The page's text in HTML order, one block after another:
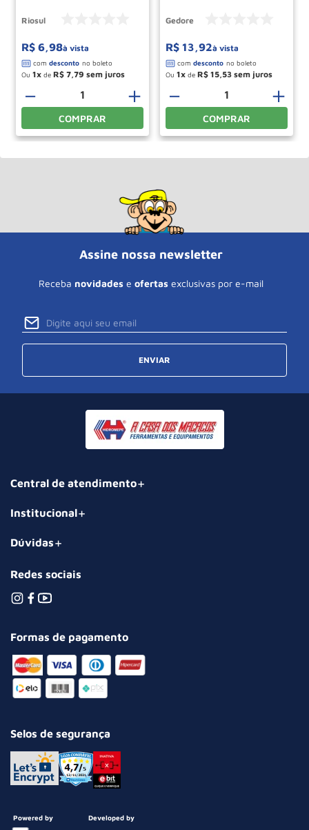
Riosul
R$ 6,98à vista
Ou 1 de R$ 7 79
＋
－
COMPRAR
Gedore
R$ 13,92à vista
Ou 1 de R$ 15 53
＋
－
COMPRAR
Assine nossa newsletter
Receba novidades e ofertas exclusivas por e-mail
ENVIAR
Central de atendimento
Institucional
Dúvidas
Redes sociais
Formas de pagamento
Selos de segurança
Powered by Developed by